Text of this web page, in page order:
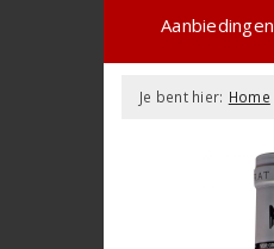
Aanbiedingen
Je bent hier: Home